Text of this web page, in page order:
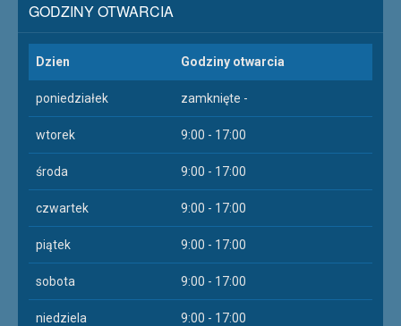
GODZINY OTWARCIA
Dzien Godziny otwarcia
poniedziałek zamknięte -
wtorek 9:00 - 17:00
środa 9:00 - 17:00
czwartek 9:00 - 17:00
piątek 9:00 - 17:00
sobota 9:00 - 17:00
niedziela 9:00 - 17:00